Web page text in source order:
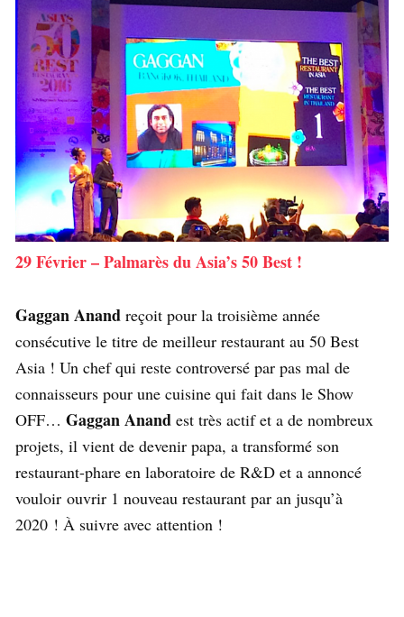
29 Février – Palmarès du Asia’s 50 Best !
Gaggan Anand reçoit pour la troisième année
consécutive le titre de meilleur restaurant au 50 Best
Asia ! Un chef qui reste controversé par pas mal de
connaisseurs pour une cuisine qui fait dans le Show
OFF… Gaggan Anand est très actif et a de nombreux
projets, il vient de devenir papa, a transformé son
restaurant-phare en laboratoire de R&D et a annoncé
vouloir ouvrir 1 nouveau restaurant par an jusqu’à
2020 ! À suivre avec attention !